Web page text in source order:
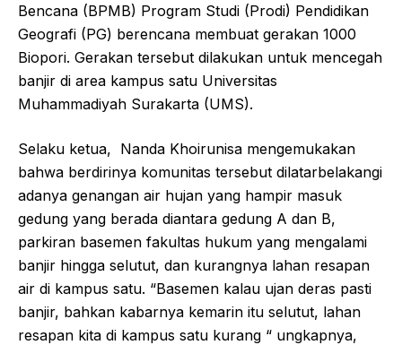
Bencana (BPMB) Program Studi (Prodi) Pendidikan
Geografi (PG) berencana membuat gerakan 1000
Biopori. Gerakan tersebut dilakukan untuk mencegah
banjir di area kampus satu Universitas
Muhammadiyah Surakarta (UMS).
Selaku ketua, Nanda Khoirunisa mengemukakan
bahwa berdirinya komunitas tersebut dilatarbelakangi
adanya genangan air hujan yang hampir masuk
gedung yang berada diantara gedung A dan B,
parkiran basemen fakultas hukum yang mengalami
banjir hingga selutut, dan kurangnya lahan resapan
air di kampus satu. “Basemen kalau ujan deras pasti
banjir, bahkan kabarnya kemarin itu selutut, lahan
resapan kita di kampus satu kurang “ ungkapnya,